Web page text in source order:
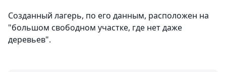
Созданный лагерь, по его данным, расположен на
"большом свободном участке, где нет даже
деревьев".